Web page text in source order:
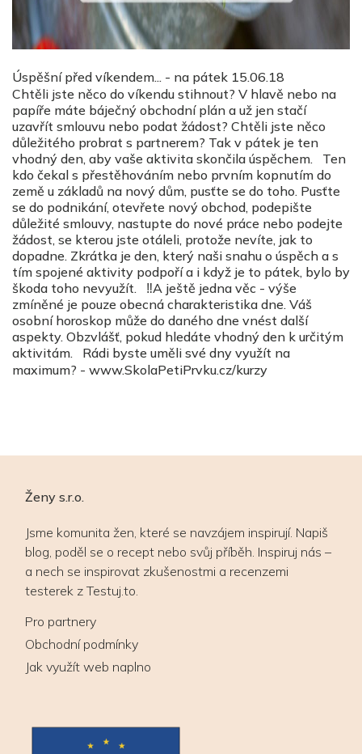
Úspěšní před víkendem... - na pátek 15.06.18
Chtěli jste něco do víkendu stihnout? V hlavě nebo na
papíře máte báječný obchodní plán a už jen stačí
uzavřít smlouvu nebo podat žádost? Chtěli jste něco
důležitého probrat s partnerem? Tak v pátek je ten
vhodný den, aby vaše aktivita skončila úspěchem. Ten
kdo čekal s přestěhováním nebo prvním kopnutím do
země u základů na nový dům, pusťte se do toho. Pusťte
se do podnikání, otevřete nový obchod, podepište
důležité smlouvy, nastupte do nové práce nebo podejte
žádost, se kterou jste otáleli, protože nevíte, jak to
dopadne. Zkrátka je den, který naši snahu o úspěch a s
tím spojené aktivity podpoří a i když je to pátek, bylo by
škoda toho nevyužít. ‼A ještě jedna věc - výše
zmíněné je pouze obecná charakteristika dne. Váš
osobní horoskop může do daného dne vnést další
aspekty. Obzvlášť, pokud hledáte vhodný den k určitým
aktivitám.
Rádi byste uměli své dny využít na
maximum? - www.SkolaPetiPrvku.cz/kurzy
Ženy s.r.o.
Jsme komunita žen, které se navzájem inspirují. Napiš
blog, poděl se o recept nebo svůj příběh. Inspiruj nás –
a nech se inspirovat zkušenostmi a recenzemi
testerek z Testuj.to.
Pro partnery
Obchodní podmínky
Jak využít web naplno